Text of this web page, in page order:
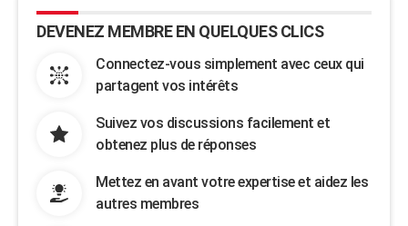
DEVENEZ MEMBRE EN QUELQUES CLICS
Connectez-vous simplement avec ceux qui
partagent vos intérêts
Suivez vos discussions facilement et
obtenez plus de réponses
Mettez en avant votre expertise et aidez les
autres membres